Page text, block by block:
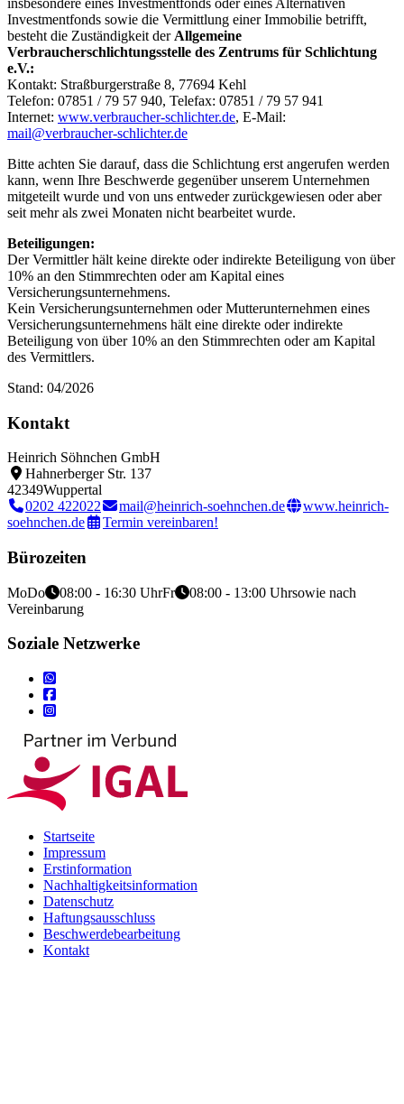
Investmentfonds sowie die Vermittlung einer Immobilie betrifft,
besteht die Zuständigkeit der Allgemeine
Verbraucherschlichtungsstelle des Zentrums für Schlichtung
e.V.:
Kontakt: Straßburgerstraße 8, 77694 Kehl
Telefon: 07851 / 79 57 940, Telefax: 07851 / 79 57 941
Internet: www.verbraucher-schlichter.de, E-Mail:
mail@verbraucher-schlichter.de
Bitte achten Sie darauf, dass die Schlichtung erst angerufen werden
kann, wenn Ihre Beschwerde gegenüber unserem Unternehmen
mitgeteilt wurde und von uns entweder zurückgewiesen oder aber
seit mehr als zwei Monaten nicht bearbeitet wurde.
Beteiligungen:
Der Vermittler hält keine direkte oder indirekte Beteiligung von über
10% an den Stimmrechten oder am Kapital eines
Versicherungsunternehmens.
Kein Versicherungsunternehmen oder Mutterunternehmen eines
Versicherungsunternehmens hält eine direkte oder indirekte
Beteiligung von über 10% an den Stimmrechten oder am Kapital
des Vermittlers.
Stand: 04/2026
Kontakt
Heinrich Söhnchen GmbH
Hahnerberger Str. 137
42349Wuppertal
0202 422022
mail@heinrich-soehnchen.de
www.heinrich-
soehnchen.de
Termin vereinbaren!
Bürozeiten
MoDo 08:00 - 16:30 UhrFr 08:00 - 13:00 Uhrsowie nach
Vereinbarung
Soziale Netzwerke
Startseite
Impressum
Erstinformation
Nachhaltigkeitsinformation
Datenschutz
Haftungsausschluss
Beschwerdebearbeitung
Kontakt